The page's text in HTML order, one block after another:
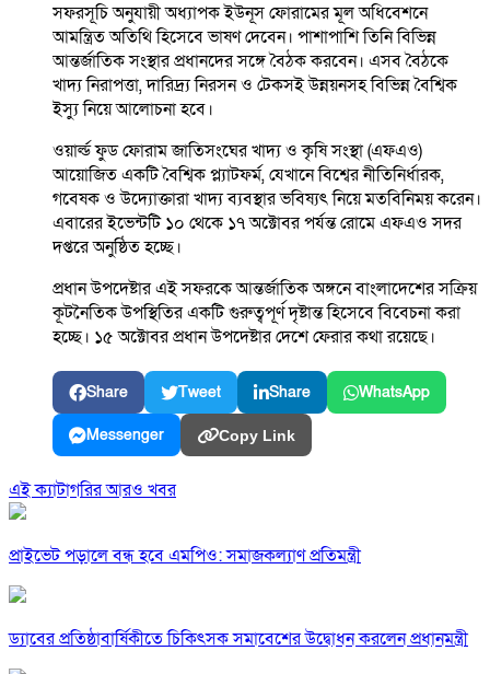
সফরসূচি অনুযায়ী অধ্যাপক ইউনূস ফোরামের মূল অধিবেশনে
আমন্ত্রিত অতিথি হিসেবে ভাষণ দেবেন। পাশাপাশি তিনি বিভিন্ন
আন্তর্জাতিক সংস্থার প্রধানদের সঙ্গে বৈঠক করবেন। এসব বৈঠকে
খাদ্য নিরাপত্তা, দারিদ্র্য নিরসন ও টেকসই উন্নয়নসহ বিভিন্ন বৈশ্বিক
ইস্যু নিয়ে আলোচনা হবে।
ওয়ার্ল্ড ফুড ফোরাম জাতিসংঘের খাদ্য ও কৃষি সংস্থা (এফএও)
আয়োজিত একটি বৈশ্বিক প্ল্যাটফর্ম, যেখানে বিশ্বের নীতিনির্ধারক,
গবেষক ও উদ্যোক্তারা খাদ্য ব্যবস্থার ভবিষ্যৎ নিয়ে মতবিনিময় করেন।
এবারের ইভেন্টটি ১০ থেকে ১৭ অক্টোবর পর্যন্ত রোমে এফএও সদর
দপ্তরে অনুষ্ঠিত হচ্ছে।
প্রধান উপদেষ্টার এই সফরকে আন্তর্জাতিক অঙ্গনে বাংলাদেশের সক্রিয়
কূটনৈতিক উপস্থিতির একটি গুরুত্বপূর্ণ দৃষ্টান্ত হিসেবে বিবেচনা করা
হচ্ছে। ১৫ অক্টোবর প্রধান উপদেষ্টার দেশে ফেরার কথা রয়েছে।
Share Tweet Share WhatsApp
Messenger Copy Link
এই ক্যাটাগরির আরও খবর
প্রাইভেট পড়ালে বন্ধ হবে এমপিও: সমাজকল্যাণ প্রতিমন্ত্রী
ড্যাবের প্রতিষ্ঠাবার্ষিকীতে চিকিৎসক সমাবেশের উদ্বোধন করলেন প্রধানমন্ত্রী